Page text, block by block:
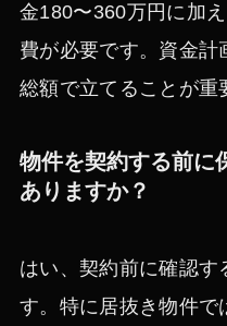
金180〜360万円に加
費が必要です。資金計
総額で立てることが重
物件を契約する前に
ありますか？
はい、契約前に確認す
す。特に居抜き物件で